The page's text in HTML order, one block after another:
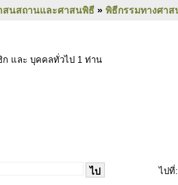
สนสถานและศาสนพิธี » พิธีกรรมทางศา
และ บุคคลทั่วไป 1 ท่าน
ไปที่: